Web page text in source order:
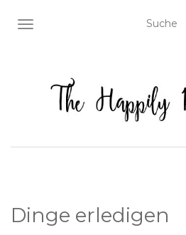
NAVIGATION EIN-/
Dinge erledigen